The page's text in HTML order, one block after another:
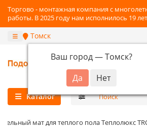
Торгово - монтажная компания с
работы. В 2025 году нам исполнилось 19
Томск
Ваш город —Томск?
+7-3822-
Каталог
мат для теплого пола Теплолюкс